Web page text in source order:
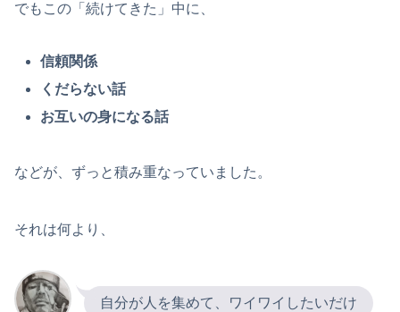
でもこの「続けてきた」中に、
信頼関係
くだらない話
お互いの身になる話
などが、ずっと積み重なっていました。
それは何より、
自分が人を集めて、ワイワイしたいだけ